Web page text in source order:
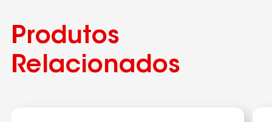
Produtos
Relacionados